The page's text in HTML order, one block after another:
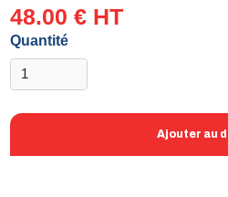
48.00 € HT
Quantité
Ajouter au